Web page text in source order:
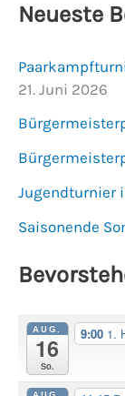
Neueste
21. Juni 2026
Jugendturnier
Saisonende
AUG.
16
So.
9:00 1.